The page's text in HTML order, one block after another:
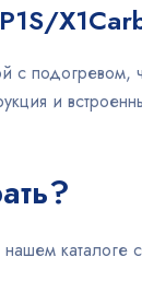
с
и
каталоге